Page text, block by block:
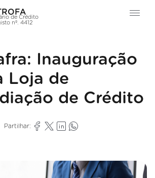
de Crédito
nº. 4412
Inauguração
Loja de
de Crédito
Partilhar: